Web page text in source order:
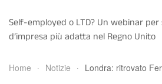
Self-employed o LTD? Un webinar
d’impresa più adatta nel Regno Unito
Home Notizie Londra: ritrovato